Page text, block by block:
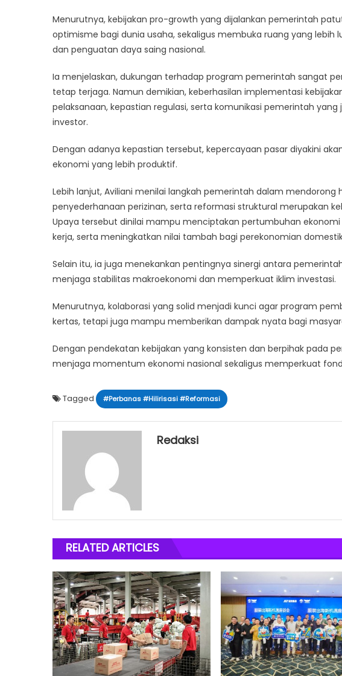
Struktural
Mampu
Berkualitas
Menurutnya, kebijakan pro-growth yang dijalankan pemerintah
optimisme bagi dunia usaha, sekaligus membuka ruang yang lebih
dan penguatan daya saing nasional.
Ia menjelaskan, dukungan terhadap program pemerintah sangat
tetap terjaga. Namun demikian, keberhasilan implementasi
pelaksanaan, kepastian regulasi, serta komunikasi pemerintah
investor.
Dengan adanya kepastian tersebut, kepercayaan pasar diyakini
ekonomi yang lebih produktif.
Lebih lanjut, Aviliani menilai langkah pemerintah dalam mendorong
penyederhanaan perizinan, serta reformasi struktural merupakan
Upaya tersebut dinilai mampu menciptakan pertumbuhan
kerja, serta meningkatkan nilai tambah bagi perekonomian
Selain itu, ia juga menekankan pentingnya sinergi antara
menjaga stabilitas makroekonomi dan memperkuat iklim investasi.
Menurutnya, kolaborasi yang solid menjadi kunci agar program
kertas, tetapi juga mampu memberikan dampak nyata bagi
Dengan pendekatan kebijakan yang konsisten dan berpihak pada
menjaga momentum ekonomi nasional sekaligus memperkuat
Tagged #Perbanas #Hilirisasi #Reformasi
Redaksi
RELATED ARTICLES